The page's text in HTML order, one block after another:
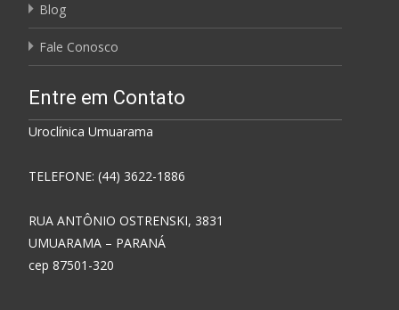
Blog
Fale Conosco
Entre em Contato
Uroclínica Umuarama
TELEFONE: (44) 3622-1886
RUA ANTÔNIO OSTRENSKI, 3831
UMUARAMA – PARANÁ
cep 87501-320